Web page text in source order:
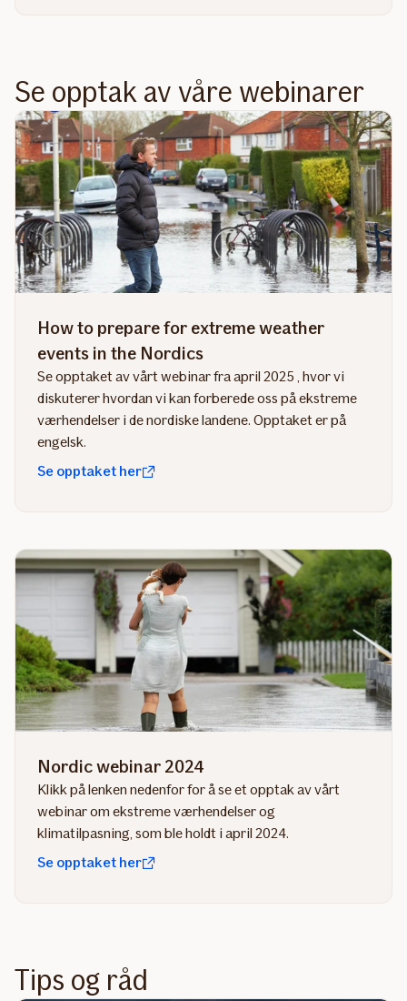
Se opptak av våre webinarer
How to prepare for extreme weather
events in the Nordics
Se opptaket av vårt webinar fra april 2025 , hvor vi
diskuterer hvordan vi kan forberede oss på ekstreme
værhendelser i de nordiske landene. Opptaket er på
engelsk.
Se opptaket her
Nordic webinar 2024
Klikk på lenken nedenfor for å se et opptak av vårt
webinar om ekstreme værhendelser og
klimatilpasning, som ble holdt i april 2024.
Se opptaket her
Tips og råd